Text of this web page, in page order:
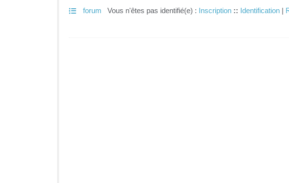
forum Vous n'êtes pas identifié(e) : Inscription :: Identification |